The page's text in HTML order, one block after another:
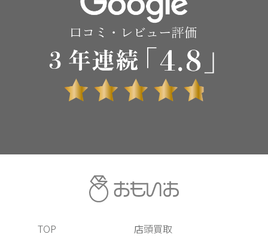
TOP
店頭買取